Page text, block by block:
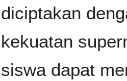
diciptakan
kekuatan
siswa dapat